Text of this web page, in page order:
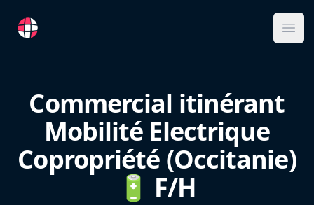
RemoteFR
Commercial itinérant
Mobilité Electrique
Copropriété (Occitanie)
🔋 F/H